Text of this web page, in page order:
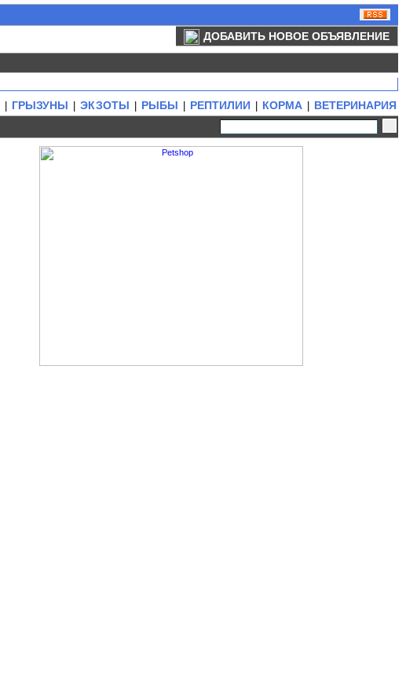
ДОБАВИТЬ НОВОЕ ОБЪЯВЛЕНИЕ
ГРЫЗУНЫ ЭКЗОТЫ РЫБЫ РЕПТИЛИИ КОРМА
ВЕТЕРИНАРИЯ